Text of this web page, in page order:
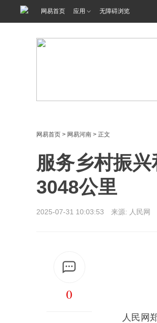
网易首页 应用 无障碍浏览
网易首页 > 网易河南 > 正文
服务乡村振
3048公里
2025-07-31 10:03:53 来源: 人民网
0
人民网